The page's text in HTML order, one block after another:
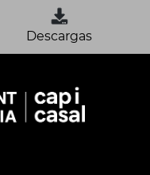
Descargas